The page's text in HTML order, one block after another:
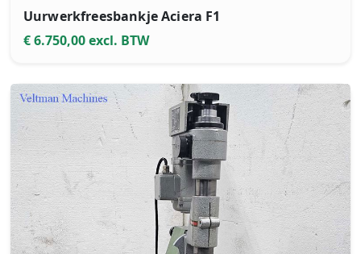
Uurwerkfreesbankje Aciera F1
€ 6.750,00 excl. BTW